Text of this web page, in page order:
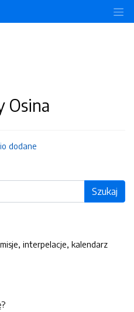
Osina
dodane
Szukaj
interpelacje, kalendarz